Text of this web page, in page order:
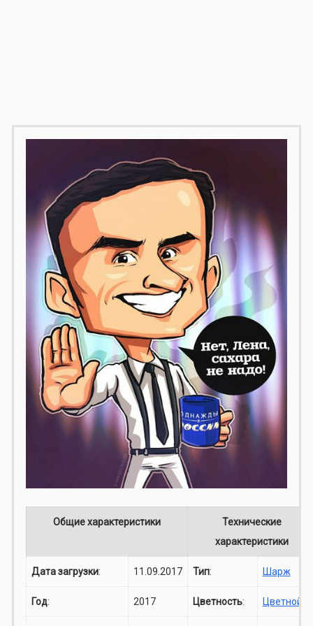
Общие характеристики
Технические
характеристики
Дата загрузки: 11.09.2017 Тип: Шарж
Год: 2017 Цветность: Цветной